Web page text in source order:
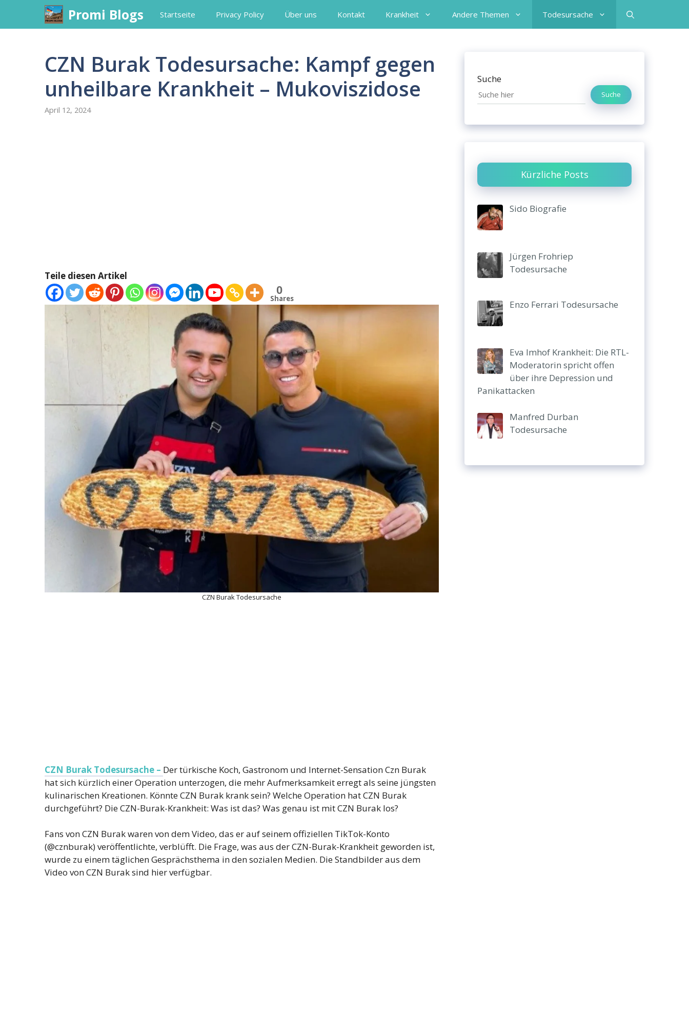
content
Promi Blogs Startseite Privacy Policy Über uns Kontakt Krankheit Andere Themen Todesursache
CZN Burak Todesursache: Kampf gegen
unheilbare Krankheit – Mukoviszidose
April 12, 2024
Teile diesen Artikel
0
Shares
CZN Burak Todesursache
CZN Burak Todesursache – Der türkische Koch, Gastronom und Internet-Sensation Czn Burak
hat sich kürzlich einer Operation unterzogen, die mehr Aufmerksamkeit erregt als seine jüngsten
kulinarischen Kreationen. Könnte CZN Burak krank sein? Welche Operation hat CZN Burak
durchgeführt? Die CZN-Burak-Krankheit: Was ist das? Was genau ist mit CZN Burak los?
Fans von CZN Burak waren von dem Video, das er auf seinem offiziellen TikTok-Konto
(@cznburak) veröffentlichte, verblüfft. Die Frage, was aus der CZN-Burak-Krankheit geworden ist,
wurde zu einem täglichen Gesprächsthema in den sozialen Medien. Die Standbilder aus dem
Video von CZN Burak sind hier verfügbar.
Suche
Suche
Kürzliche Posts
Sido Biografie
Jürgen Frohriep
Todesursache
Enzo Ferrari Todesursache
Eva Imhof Krankheit: Die RTL-
Moderatorin spricht offen
über ihre Depression und
Panikattacken
Manfred Durban
Todesursache